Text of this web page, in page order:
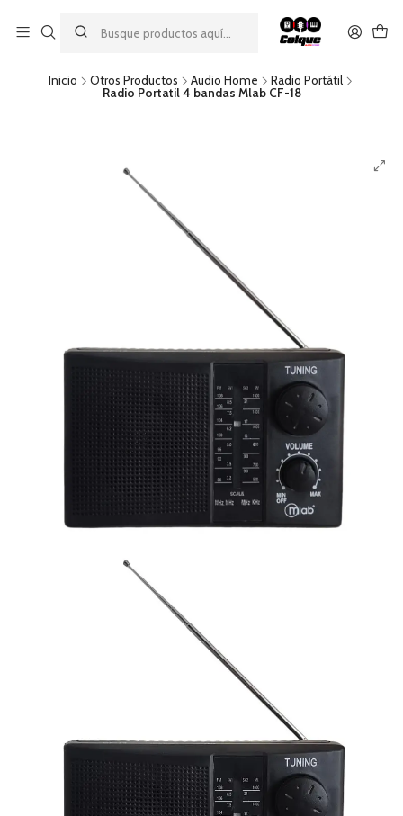
descuento por pago con transferencia bancaria
por una compra mínima de $49.990. Este descuento no es
acumulable a otras promociones ni aplicable a gastos de envío.
Inicio Otros Productos Audio Home
Radio Portátil
Radio Portatil 4 bandas Mlab CF-18